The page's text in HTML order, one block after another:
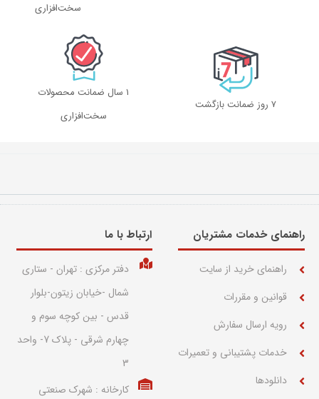
سخت‌افزاری
۷ روز ضمانت بازگشت
1 سال ضمانت محصولات
سخت‌افزاری
راهنمای خدمات مشتریان
راهنمای خرید از سایت
قوانین و مقررات
رویه ارسال سفارش
خدمات پشتیبانی و تعمیرات
دانلودها
ارتباط با ما​
دفتر مرکزی : تهران - ستاری
شمال -خیابان زیتون-بلوار
قدس - بین کوچه سوم و
چهارم شرقی - پلاک 7- واحد
3
کارخانه : شهرک صنعتی